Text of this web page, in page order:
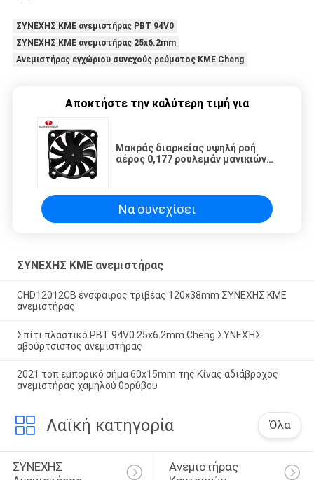
ΣΥΝΕΧΉΣ ΚΜΕ ανεμιστήρας PBT 94V0
ΣΥΝΕΧΗΣ ΚΜΕ ανεμιστήρας 25x6.2mm
Ανεμιστήρας εγχώριου συνεχούς ρεύματος ΚΜΕ Cheng
Αποκτήστε την καλύτερη τιμή για
Μακράς διαρκείας υψηλή ροή
αέρος 0,177 ρουλεμάν μανικιών
Να συνεχίσει
ΣΥΝΕΧΗΣ ΚΜΕ ανεμιστήρας
CHD12012CB ένσφαιρος τριβέας 120x38mm ΣΥΝΕΧΗΣ ΚΜΕ
ανεμιστήρας
Σπίτι πλαστικό PBT 94V0 25x6.2mm Cheng ΣΥΝΕΧΉΣ
αβούρτσιστος ανεμιστήρας
2021 τοπ εμπορικό σήμα 60x15mm της Κίνας αδιάβροχος
ανεμιστήρας χαμηλού θορύβου
Λαϊκή κατηγορία Όλα
ΣΥΝΕΧΗΣ
Ανεμιστήρας